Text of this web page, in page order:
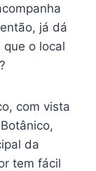
já dá
que o local
com vista
da
tem fácil